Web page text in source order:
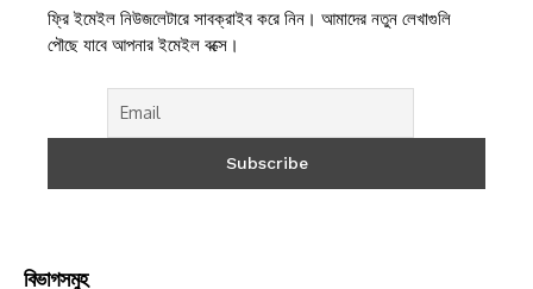
ফ্রি ইমেইল নিউজলেটারে সাবক্রাইব করে নিন। আমাদের নতুন লেখাগুলি
পৌছে যাবে আপনার ইমেইল বক্সে।
বিভাগসমুহ